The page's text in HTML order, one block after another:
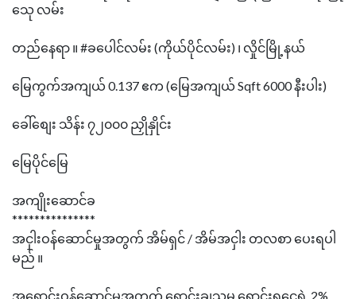
သေု လမ်း
တည်နေရာ ။ #ခပေါင်လမ်း (ကိုယ်ပိုင်လမ်း) ၊ လှိုင်မြို့နယ်
မြေကွက်အကျယ် 0.137 ဧက (မြေအကျယ် Sqft 6000 နီးပါး)
ခေါ်စျေး သိန်း ၇၂၀၀၀ ညှိုနှိုင်း
မြေပိုင်မြေ
အကျိုးဆောင်ခ
***************
အငှါးဝန်ဆောင်မှုအတွက် အိမ်ရှင် / အိမ်အငှါး တလစာ ပေးရပါ
မည် ။
အရောင်းဝန်ဆောင်မှုအတွက် ရောင်းချသူမှ ရောင်းရငွေရဲ့ 2%